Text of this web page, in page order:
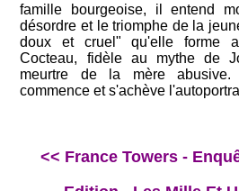
famille bourgeoise, il entend
désordre et le triomphe de la
doux et cruel" qu'elle forme
Cocteau, fidèle au mythe de
meurtre de la mère
commence et s'achève
<< France Towers -